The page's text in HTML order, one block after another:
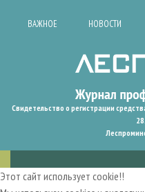
ВАЖНОЕ НОВОСТИ
Свидетельство о регистрации
Этот сайт использует cookie!!